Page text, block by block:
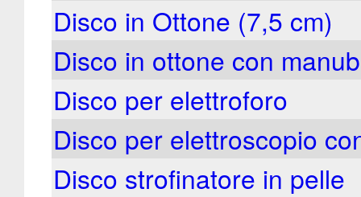
Disco in Ottone (7,5 cm)
Disco in ottone con
Disco per elettroforo
Disco per elettroscopio
Disco strofinatore in pelle